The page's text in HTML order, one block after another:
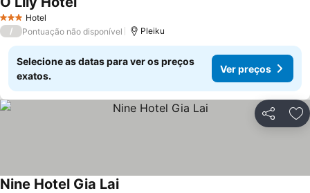
3 EstrelasHotel
/ Pontuação não disponível Pleiku
Selecione as datas para ver os preços
exatos.
Ver preços
Partilhar
Nine Hotel Gia Lai